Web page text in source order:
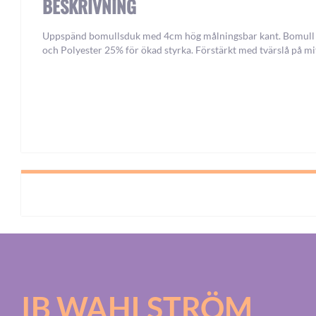
BESKRIVNING
Uppspänd bomullsduk med 4cm hög målningsbar kant. Bomull
och Polyester 25% för ökad styrka. Förstärkt med tvärslå på
IB WAHLSTRÖM